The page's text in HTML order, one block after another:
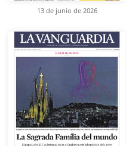
13 de junio de 2026